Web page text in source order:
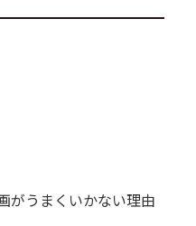
がうまくいかない理由